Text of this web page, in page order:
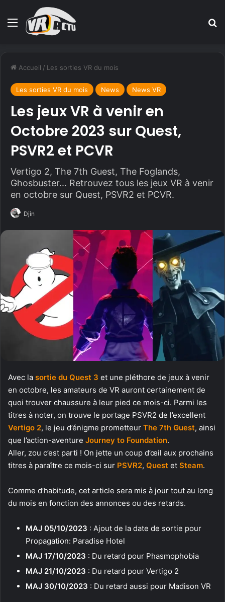
Menu
Accueil / Les sorties VR du mois
Les sorties VR du mois News News VR
Les jeux VR à venir en
Octobre 2023 sur Quest,
PSVR2 et PCVR
Vertigo 2, The 7th Guest, The Foglands,
Ghosbuster... Retrouvez tous les jeux VR à venir
en octobre sur Quest, PSVR2 et PCVR.
Djin
Avec la sortie du Quest 3 et une pléthore de jeux à venir
en octobre, les amateurs de VR auront certainement de
quoi trouver chaussure à leur pied ce mois-ci. Parmi les
titres à noter, on trouve le portage PSVR2 de l’excellent
Vertigo 2, le jeu d’énigme prometteur The 7th Guest, ainsi
que l’action-aventure Journey to Foundation.
Aller, zou c’est parti ! On jette un coup d’œil aux prochains
titres à paraître ce mois-ci sur PSVR2, Quest et Steam.
Comme d’habitude, cet article sera mis à jour tout au long
du mois en fonction des annonces ou des retards.
MAJ 05/10/2023 : Ajout de la date de sortie pour
Propagation: Paradise Hotel
MAJ 17/10/2023 : Du retard pour Phasmophobia
MAJ 21/10/2023 : Du retard pour Vertigo 2
MAJ 30/10/2023 : Du retard aussi pour Madison VR